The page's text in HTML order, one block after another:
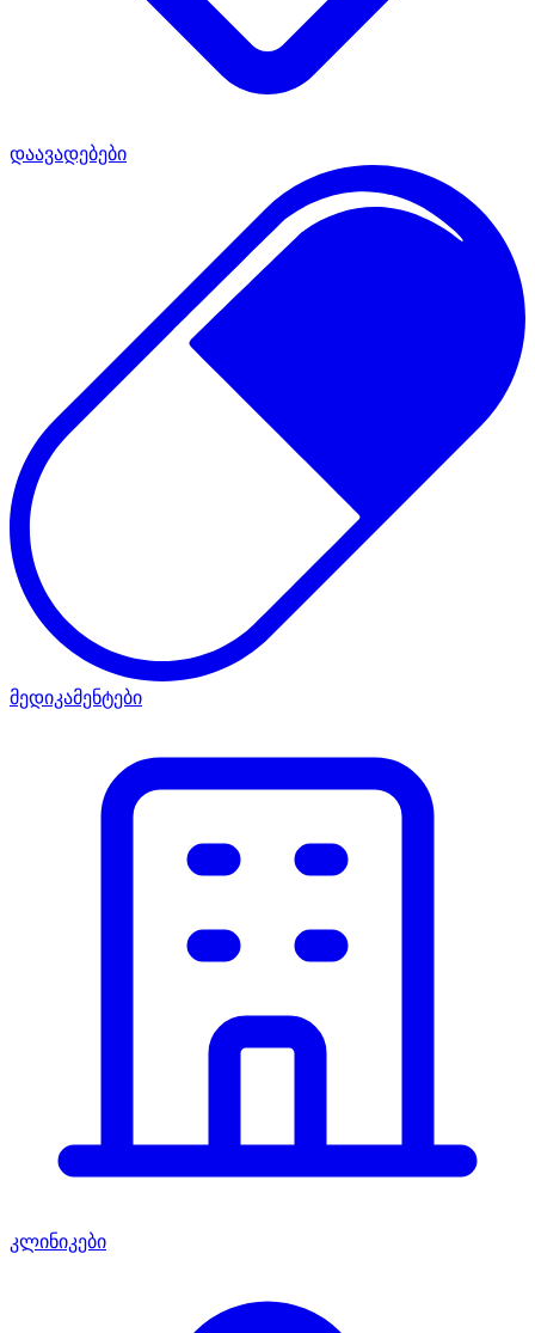
დაავადებები
მედიკამენტები
კლინიკები